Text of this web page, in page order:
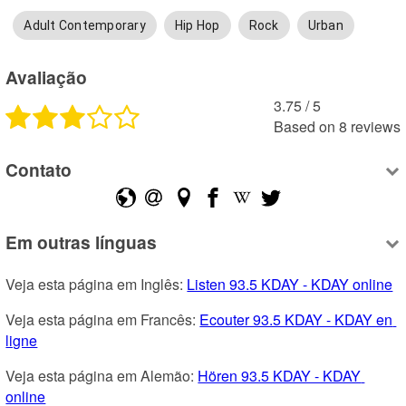
Adult Contemporary Hip Hop Rock Urban
Avaliação
3.75 /5
Based on 8 reviews
Contato
Em outras línguas
Veja esta página em Inglês: Listen 93.5 KDAY - KDAY online
Veja esta página em Francês: Ecouter 93.5 KDAY - KDAY en
ligne
Veja esta página em Alemão: Hören 93.5 KDAY - KDAY
online